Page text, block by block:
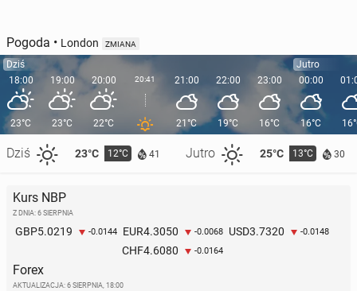
Pogoda • London ZMIANA
Dziś
18:00
23°C
Dziś 23°C 12°C 41 Jutro 25°C 13°C 30
19:00
23°C
20:00
22°C
20:41 21:00
21°C
22:00
19°C
23:00
16°C
Jutro
00:00
16°C
Kurs NBP
Z DNIA: 6 SIERPNIA
GBP5.0219 -0.0144 EUR4.3050 -0.0068 USD3.7320 -0.0148
CHF4.6080 -0.0164
Forex
AKTUALIZACJA: 6 SIERPNIA, 18:00